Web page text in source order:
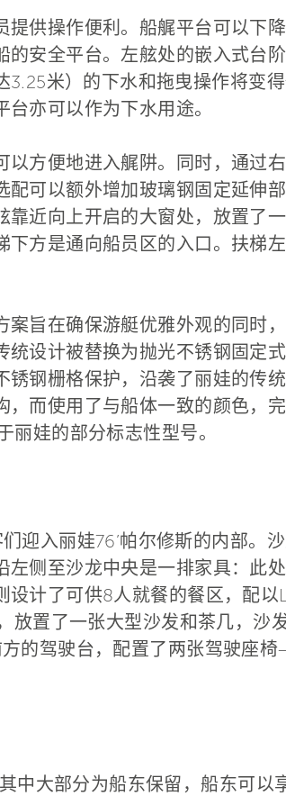
供操作便利。船艉平台可以下
安全平台。左舷处的嵌入式台
米）的下水和拖曳操作将变
亦可以作为下水用途。
方便地进入艉阱。同时，通过
可以额外增加玻璃钢固定延伸
近向上开启的大窗处，放置了
方是通向船员区的入口。扶梯
旨在确保游艇优雅外观的同时
设计被替换为抛光不锈钢固定
钢栅格保护，沿袭了丽娃的传
而使用了与船体一致的颜色，
娃的部分标志性型号。
迎入丽娃76’帕尔修斯的内部。
侧至沙龙中央是一排家具：此
计了可供8人就餐的餐区，配
放置了一张大型沙发和茶几，沙
的驾驶台，配置了两张驾驶座
中大部分为船东保留，船东可以